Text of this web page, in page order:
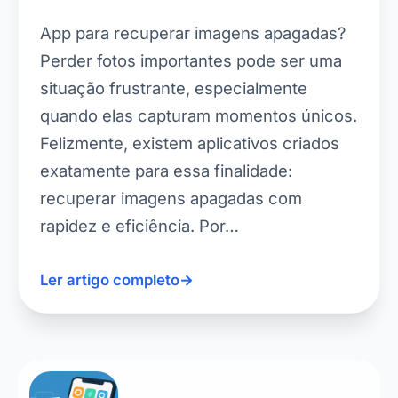
App para recuperar imagens apagadas?
Perder fotos importantes pode ser uma
situação frustrante, especialmente
quando elas capturam momentos únicos.
Felizmente, existem aplicativos criados
exatamente para essa finalidade:
recuperar imagens apagadas com
rapidez e eficiência. Por…
Ler artigo completo→